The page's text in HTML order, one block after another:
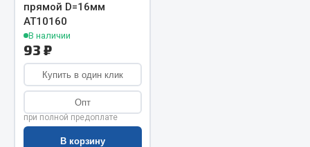
Коробка передач
Коробка передач ZF
Весь раздел
Запчасти МАЗ
прямой D=16мм
АТ10160
В наличии
93 ₽
Купить в один клик
Опт
при полной предоплате
В корзину